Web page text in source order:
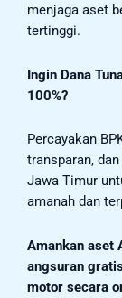
menjaga aset
tertinggi.
Ingin Dana
100%?
Percayakan
transparan,
Jawa Timur
amanah dan
Amankan aset
angsuran
motor secara